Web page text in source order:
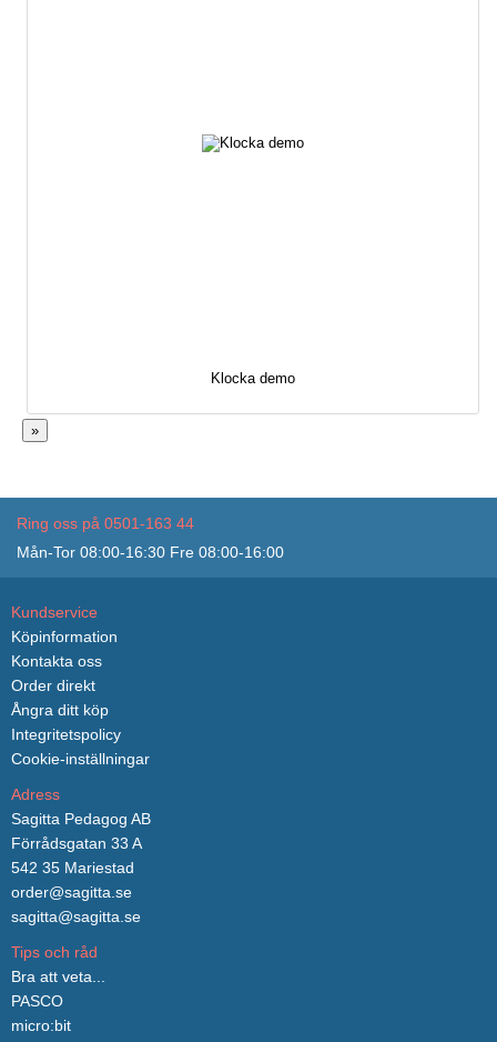
Klocka demo
»
Ring oss på 0501-163 44
Mån-Tor 08:00-16:30 Fre 08:00-16:00
Kundservice
Köpinformation
Kontakta oss
Order direkt
Ångra ditt köp
Integritetspolicy
Cookie-inställningar
Adress
Sagitta Pedagog AB
Förrådsgatan 33 A
542 35 Mariestad
order@sagitta.se
sagitta@sagitta.se
Tips och råd
Bra att veta...
PASCO
micro:bit